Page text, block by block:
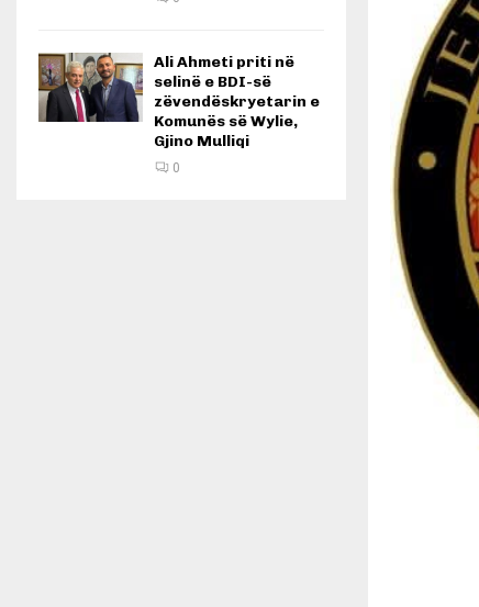
Ali Ahmeti priti në
selinë e BDI-së
zëvendëskryetarin e
Komunës së Wylie,
Gjino Mulliqi
0